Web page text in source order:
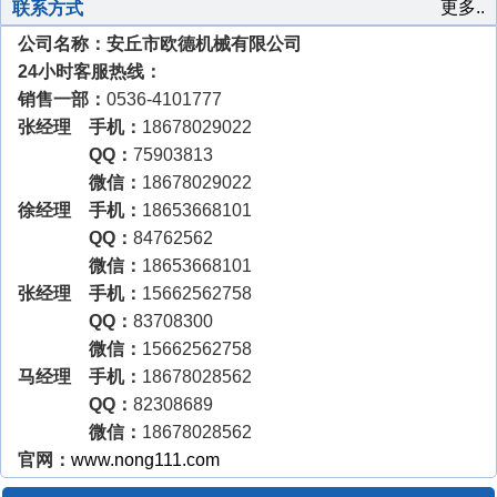
更多..
联系方式
公司名称：安丘市欧德机械有限公司
24小时客服热线：
销售一部： 0536-4101777
张经理 手机： 18678029022
QQ： 75903813
微信： 18678029022
徐经理 手机： 18653668101
QQ： 84762562
微信： 18653668101
张经理 手机： 15662562758
QQ： 83708300
微信： 15662562758
马经理 手机： 18678028562
QQ： 82308689
微信： 18678028562
官网： www.nong111.com